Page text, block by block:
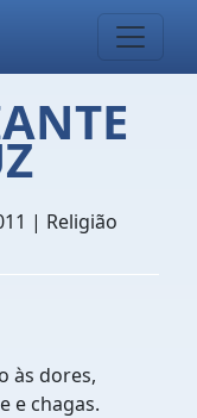
| Religião
às dores,
e chagas.